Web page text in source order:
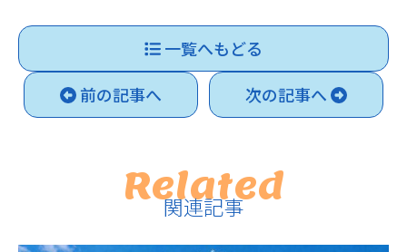
一覧へもどる
前の記事へ
次の記事へ
Related
関連記事